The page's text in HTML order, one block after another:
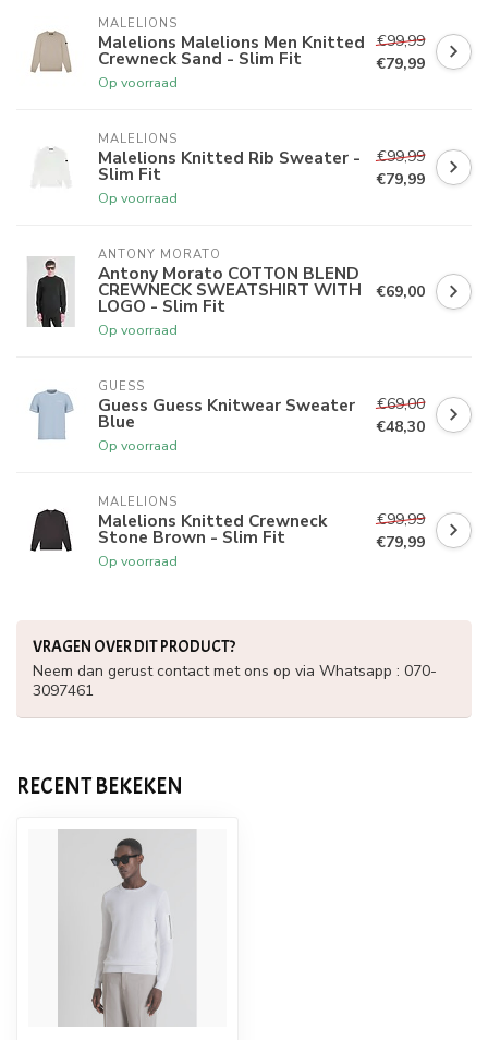
MALELIONS
Malelions Malelions Men Knitted
Crewneck Sand - Slim Fit
Op voorraad
€99,99
€79,99
MALELIONS
Malelions Knitted Rib Sweater -
Slim Fit
Op voorraad
€99,99
€79,99
ANTONY MORATO
Antony Morato COTTON BLEND
CREWNECK SWEATSHIRT WITH
LOGO - Slim Fit
Op voorraad
€69,00
GUESS
Guess Guess Knitwear Sweater
Blue
Op voorraad
€69,00
€48,30
MALELIONS
Malelions Knitted Crewneck
Stone Brown - Slim Fit
Op voorraad
€99,99
€79,99
VRAGEN OVER DIT PRODUCT?
Neem dan gerust contact met ons op via Whatsapp : 070-
3097461
RECENT BEKEKEN